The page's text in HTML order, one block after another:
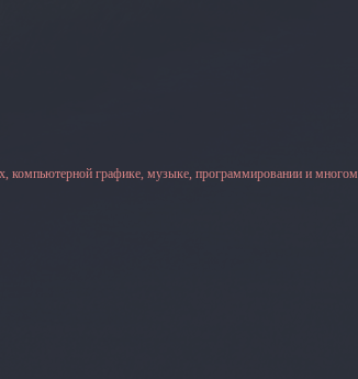
компьютерной графике, музыке, программировании и многом